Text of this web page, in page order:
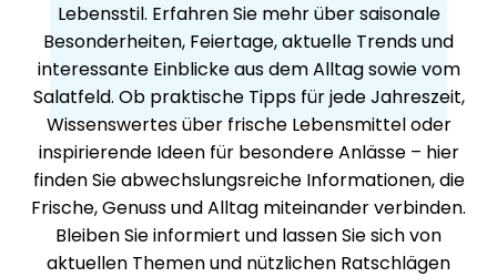
Lebensstil. Erfahren Sie mehr über saisonale
Besonderheiten, Feiertage, aktuelle Trends und
interessante Einblicke aus dem Alltag sowie vom
Salatfeld. Ob praktische Tipps für jede Jahreszeit,
Wissenswertes über frische Lebensmittel oder
inspirierende Ideen für besondere Anlässe – hier
finden Sie abwechslungsreiche Informationen, die
Frische, Genuss und Alltag miteinander verbinden.
Bleiben Sie informiert und lassen Sie sich von
aktuellen Themen und nützlichen Ratschlägen